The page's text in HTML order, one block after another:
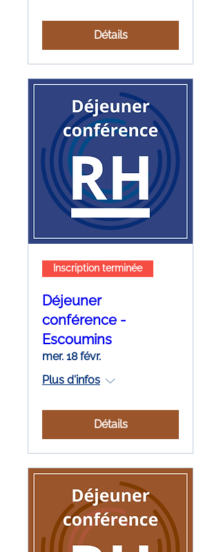
Détails
Inscription terminée
Déjeuner
conférence -
Escoumins
mer. 18 févr.
Plus d'infos
Détails